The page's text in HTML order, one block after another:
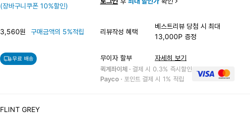
(장바구니쿠폰 10%할인)
3,560원 구매금액의 5%적립 리뷰작성 혜택
베스트리뷰 당첨 시 최대
13,000P 증정
무료 배송 무이자 할부 자세히 보기
퀵계좌이체 · 결제 시 0.3% 즉시할인
Payco · 포인트 결제 시 1% 적립
FLINT GREY